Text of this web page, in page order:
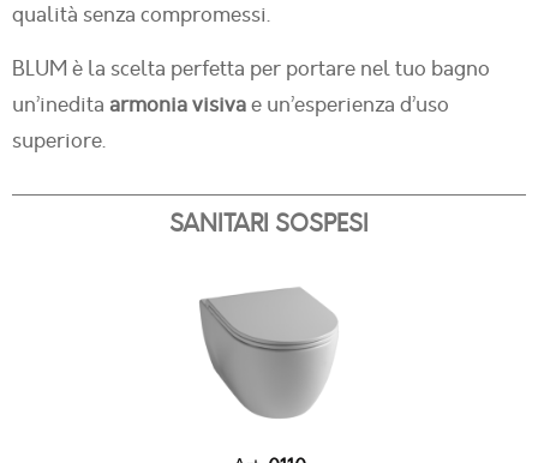
qualità senza compromessi.
BLUM è la scelta perfetta per portare nel tuo bagno
un’inedita armonia visivae un’esperienza d’uso
superiore.
SANITARI SOSPESI